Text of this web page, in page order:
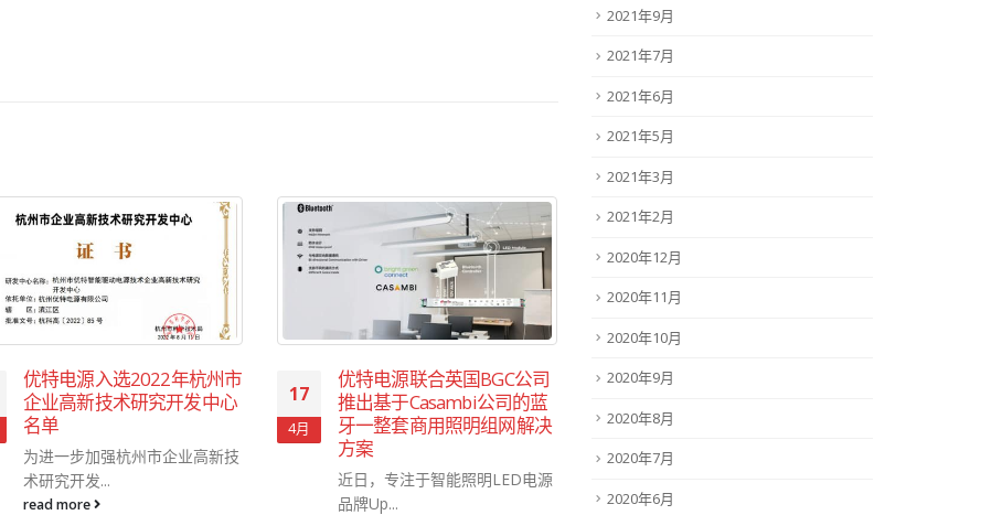
优特电源入选2022年杭州市
企业高新技术研究开发中心
名单
为进一步加强杭州市企业高新技
术研究开发...
read more
17
4月
优特电源联合英国BGC公司
推出基于Casambi公司的蓝
牙一整套商用照明组网解决
方案
近日，专注于智能照明LED电源
品牌Up...
3月
优特LED电源BLD系列恒压
2021年2月5号，优特电源宣布
BLD...
2021年9月
2021年7月
2021年6月
2021年5月
2021年3月
2021年2月
2020年12月
2020年11月
2020年10月
2020年9月
2020年8月
2020年7月
2020年6月